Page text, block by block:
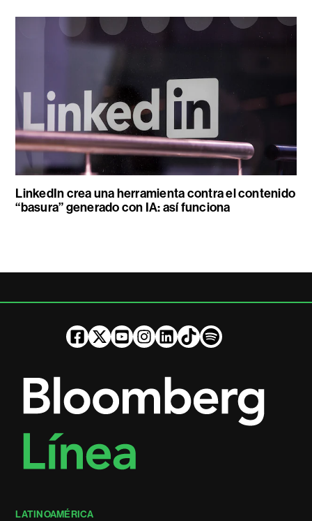
LinkedIn crea una herramienta contra el contenido
“basura” generado con IA: así funciona
LATINOAMÉRICA